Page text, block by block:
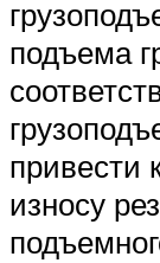
подъема
привести
износу